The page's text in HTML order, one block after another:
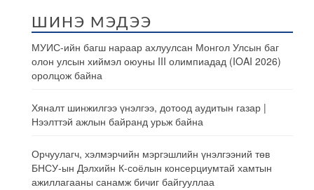
ШИНЭ МЭДЭЭ
МУИС-ийн багш нараар ахлуулсан Монгол Улсын баг
олон улсын хиймэл оюуны III олимпиадад (IOAI 2026)
оролцож байна
Хяналт шинжилгээ үнэлгээ, дотоод аудитын газар |
Нээлттэй ажлын байранд урьж байна
Орчуулагч, хэлмэрчийн мэргэшлийн үнэлгээний төв
БНСУ-ын Дэлхийн К-соёлын консерциумтай хамтын
ажиллагааны санамж бичиг байгууллаа